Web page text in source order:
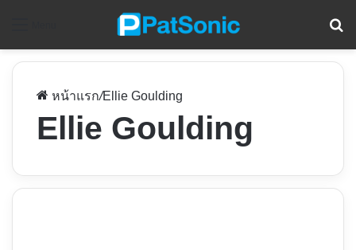
หน้าแรก/Ellie Goulding
Ellie Goulding